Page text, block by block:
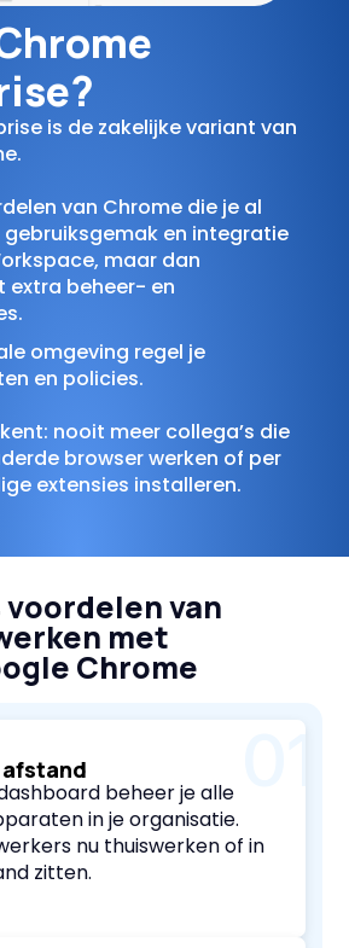
is de zakelijke variant van
van Chrome die je al
gebruiksgemak en integratie
maar dan
extra beheer- en
omgeving regel je
en policies.
nooit meer collega’s die
browser werken of per
extensies installeren.
voordelen van
met
Chrome
afstand
beheer je alle
in je organisatie.
nu thuiswerken of in
zitten.